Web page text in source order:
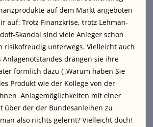
auf dem Markt angeboten
auf: Trotz Finanzkrise, trotz Lehman-
Skandal sind viele Anleger schon
risikofreudig unterwegs. Vielleicht auch
drängen sie ihre
förmlich dazu („Warum haben Sie
Produkt wie der Kollege von der
Anlagemöglichkeiten mit einer
über der der Bundesanleihen zu
also nichts gelernt? Vielleicht doch!